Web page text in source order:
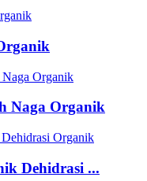
Naga Organik
Dehidrasi ...